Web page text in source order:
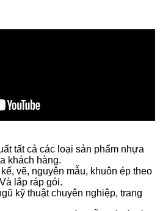
tất cả các loại sản phẩm nhựa
khách hàng.
vẽ, nguyên mẫu, khuôn ép theo
lắp ráp gói.
kỹ thuật chuyên nghiệp, trang